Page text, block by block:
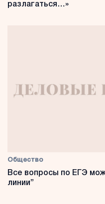
разлагаться…»
Общество
Все вопросы по ЕГЭ
линии”